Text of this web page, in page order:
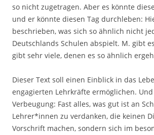
so nicht zugetragen. Aber es könnte
und er könnte diesen Tag durchleben:
beschrieben, was sich so ähnlich nicht
Deutschlands Schulen abspielt. M. gibt
gibt sehr viele, denen es so ähnlich
Dieser Text soll einen Einblick in das
engagierten Lehrkräfte ermöglichen.
Verbeugung: Fast alles, was gut ist an
Lehrer*innen zu verdanken, die keinen
Vorschrift machen, sondern sich im